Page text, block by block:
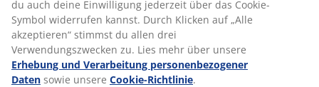
Jobs im Vertrieb
du auch deine Einwilligung jederzeit über das Cookie-
Symbol widerrufen kannst. Durch Klicken auf „Alle
akzeptieren“ stimmst du allen drei
Verwendungszwecken zu. Lies mehr über unsere
Erhebung und Verarbeitung personenbezogener
Daten sowie unsere Cookie-Richtlinie.